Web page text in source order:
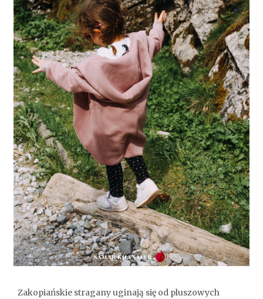
Zakopiańskie stragany uginają się od pluszowych